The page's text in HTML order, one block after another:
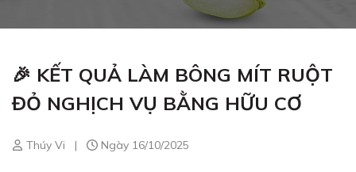
🎉 KẾT QUẢ LÀM BÔNG MÍT RUỘT
ĐỎ NGHỊCH VỤ BẰNG HỮU CƠ
Thúy Vi | Ngày 16/10/2025